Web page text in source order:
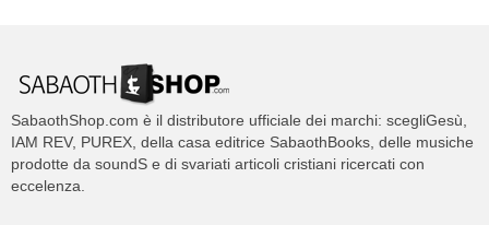
SabaothShop.com è il distributore ufficiale dei marchi: scegliGesù,
IAM REV, PUREX, della casa editrice SabaothBooks, delle musiche
prodotte da soundS e di svariati articoli cristiani ricercati con
eccelenza.